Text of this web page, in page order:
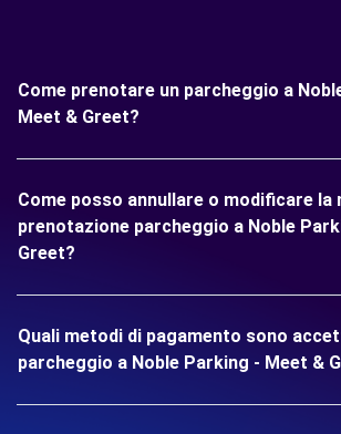
Come prenotare un parcheggio a
Meet & Greet?
Come posso annullare o modificare la
prenotazione parcheggio a Noble
Greet?
Quali metodi di pagamento sono
parcheggio a Noble Parking - Meet &